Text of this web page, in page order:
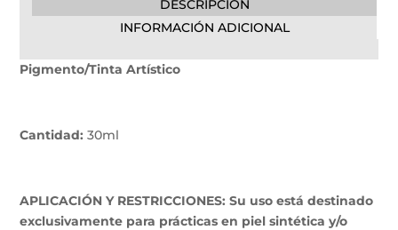
DESCRIPCIÓN
INFORMACIÓN ADICIONAL
Pigmento/Tinta Artístico
Cantidad: 30ml
APLICACIÓN Y RESTRICCIONES: Su uso está destinado
exclusivamente para prácticas en piel sintética y/o